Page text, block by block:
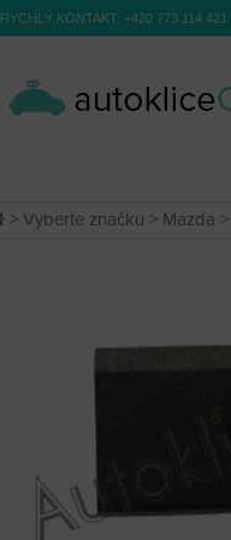
RYCHLÝ KONTAKT: +420 773 114 421
> Vyberte značku > Mazda >